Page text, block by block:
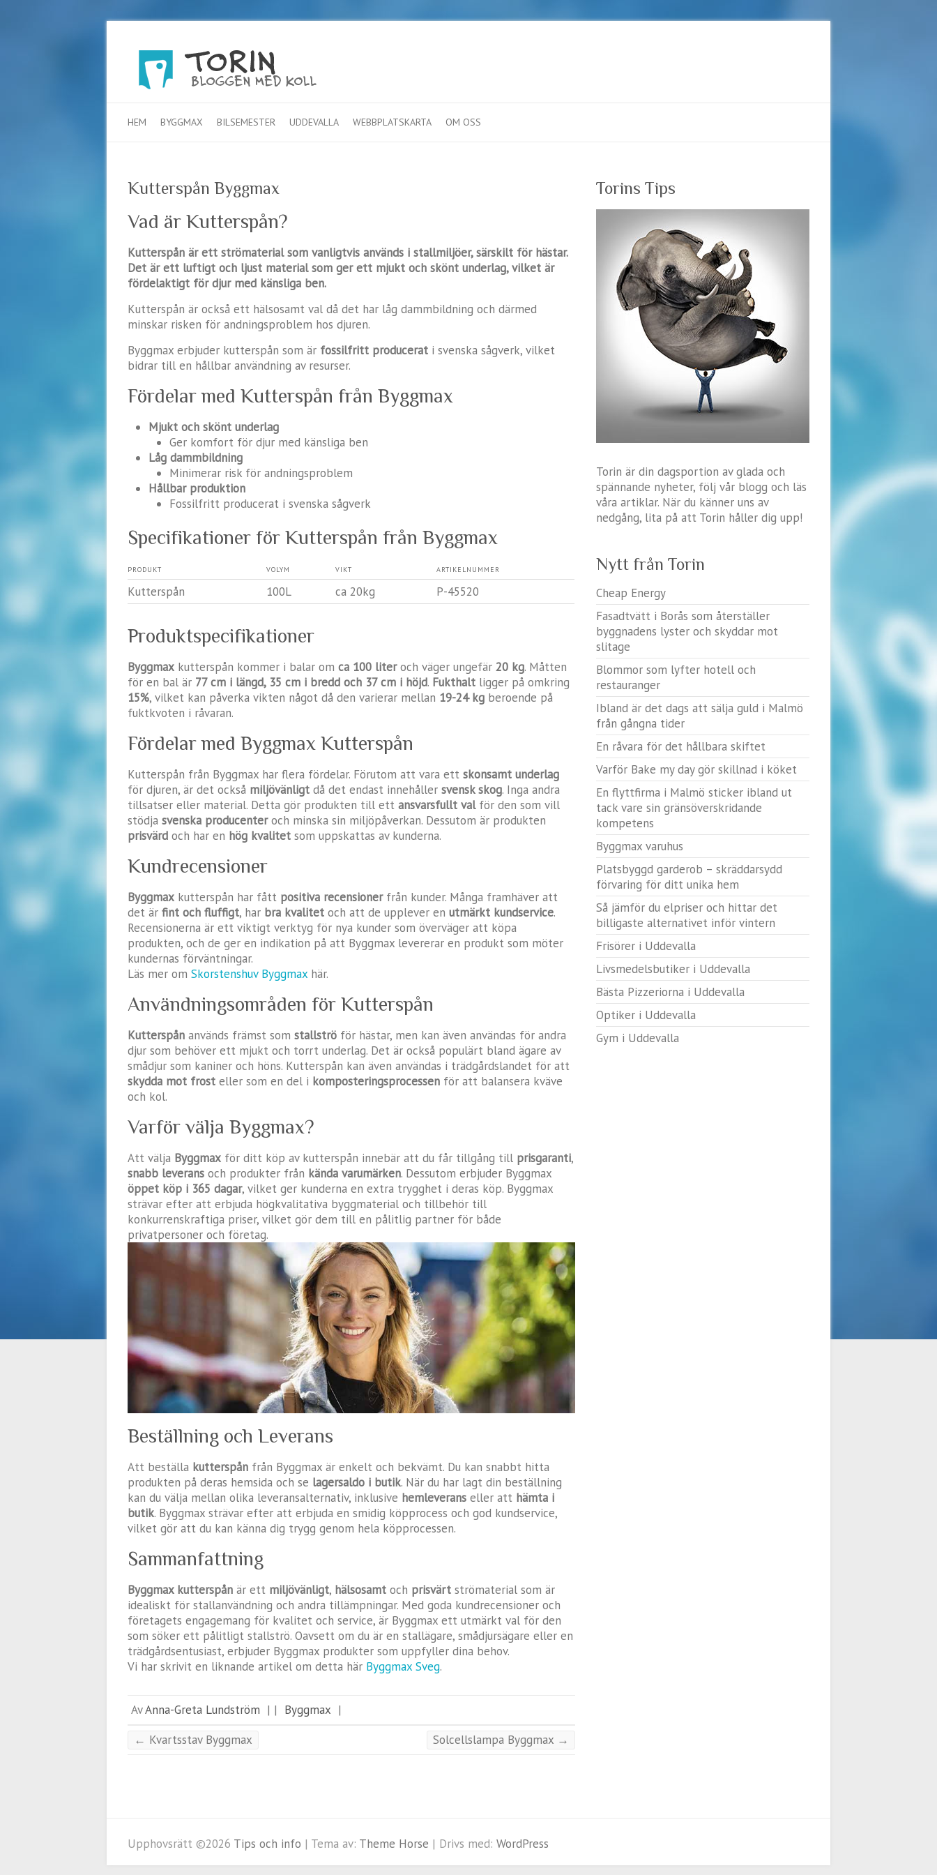
HEM BYGGMAX BILSEMESTER UDDEVALLA WEBBPLATSKARTA OM OSS
Kutterspån Byggmax
Vad är Kutterspån?
Kutterspån är ett strömaterial som vanligtvis används i stallmiljöer, särskilt för hästar.
Det är ett luftigt och ljust material som ger ett mjukt och skönt underlag, vilket är
fördelaktigt för djur med känsliga ben.
Kutterspån är också ett hälsosamt val då det har låg dammbildning och därmed
minskar risken för andningsproblem hos djuren.
Byggmax erbjuder kutterspån som är fossilfritt producerat i svenska sågverk, vilket
bidrar till en hållbar användning av resurser.
Fördelar med Kutterspån från Byggmax
Mjukt och skönt underlag
Ger komfort för djur med känsliga ben
Låg dammbildning
Minimerar risk för andningsproblem
Hållbar produktion
Fossilfritt producerat i svenska sågverk
Specifikationer för Kutterspån från Byggmax
PRODUKT VOLYM VIKT ARTIKELNUMMER
Kutterspån 100L ca 20kg P-45520
Produktspecifikationer
Byggmax kutterspån kommer i balar om ca 100 literoch väger ungefär 20 kg. Måtten
för en bal är 77 cm i längd, 35 cm i bredd och 37 cm i höjd. Fukthalt ligger på omkring
15%, vilket kan påverka vikten något då den varierar mellan 19-24 kg beroende på
fuktkvoten i råvaran.
Fördelar med Byggmax Kutterspån
Kutterspån från Byggmax har flera fördelar. Förutom att vara ett skonsamt underlag
för djuren, är det också miljövänligt då det endast innehåller svensk skog. Inga andra
tillsatser eller material. Detta gör produkten till ett ansvarsfullt valför den som vill
stödja svenska producenteroch minska sin miljöpåverkan. Dessutom är produkten
prisvärd och har en hög kvalitet som uppskattas av kunderna.
Kundrecensioner
Byggmax kutterspån har fått positiva recensionerfrån kunder. Många framhäver att
det är fint och fluffigt, har bra kvalitet och att de upplever en utmärkt kundservice.
Recensionerna är ett viktigt verktyg för nya kunder som överväger att köpa
produkten, och de ger en indikation på att Byggmax levererar en produkt som möter
kundernas förväntningar.
Läs mer om Skorstenshuv Byggmax här.
Användningsområden för Kutterspån
Kutterspån används främst som stallströ för hästar, men kan även användas för andra
djur som behöver ett mjukt och torrt underlag. Det är också populärt bland ägare av
smådjur som kaniner och höns. Kutterspån kan även användas i trädgårdslandet för att
skydda mot frost eller som en del i komposteringsprocessen för att balansera kväve
och kol.
Varför välja Byggmax?
Att välja Byggmax för ditt köp av kutterspån innebär att du får tillgång till prisgaranti,
snabb leverans och produkter från kända varumärken. Dessutom erbjuder Byggmax
öppet köp i 365 dagar, vilket ger kunderna en extra trygghet i deras köp. Byggmax
strävar efter att erbjuda högkvalitativa byggmaterial och tillbehör till
konkurrenskraftiga priser, vilket gör dem till en pålitlig partner för både
privatpersoner och företag.
Beställning och Leverans
Att beställa kutterspån från Byggmax är enkelt och bekvämt. Du kan snabbt hitta
produkten på deras hemsida och se lagersaldo i butik. När du har lagt din beställning
kan du välja mellan olika leveransalternativ, inklusive hemleverans eller att hämta i
butik. Byggmax strävar efter att erbjuda en smidig köpprocess och god kundservice,
vilket gör att du kan känna dig trygg genom hela köpprocessen.
Sammanfattning
Byggmax kutterspån är ett miljövänligt, hälsosamt och prisvärt strömaterial som är
idealiskt för stallanvändning och andra tillämpningar. Med goda kundrecensioner och
företagets engagemang för kvalitet och service, är Byggmax ett utmärkt val för den
som söker ett pålitligt stallströ. Oavsett om du är en stallägare, smådjursägare eller en
trädgårdsentusiast, erbjuder Byggmax produkter som uppfyller dina behov.
Vi har skrivit en liknande artikel om detta här Byggmax Sveg.
AvAnna-Greta Lundström | | Byggmax |
← Kvartsstav Byggmax Solcellslampa Byggmax →
Torins Tips
Torin är din dagsportion av glada och
spännande nyheter, följ vår blogg och läs
våra artiklar. När du känner uns av
nedgång, lita på att Torin håller dig upp!
Nytt från Torin
Cheap Energy
Fasadtvätt i Borås som återställer
byggnadens lyster och skyddar mot
slitage
Blommor som lyfter hotell och
restauranger
Ibland är det dags att sälja guld i Malmö
från gångna tider
En råvara för det hållbara skiftet
Varför Bake my day gör skillnad i köket
En flyttfirma i Malmö sticker ibland ut
tack vare sin gränsöverskridande
kompetens
Byggmax varuhus
Platsbyggd garderob – skräddarsydd
förvaring för ditt unika hem
Så jämför du elpriser och hittar det
billigaste alternativet inför vintern
Frisörer i Uddevalla
Livsmedelsbutiker i Uddevalla
Bästa Pizzeriorna i Uddevalla
Optiker i Uddevalla
Gym i Uddevalla
Upphovsrätt ©2026 Tips och info | Tema av: Theme Horse | Drivs med: WordPress